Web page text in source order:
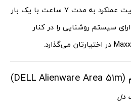
حالت، باتری قدرتمند با قابلیت عملکرد به مدت 7 ساعت با یک بار
سیستم روشنایی را در کنار
دل